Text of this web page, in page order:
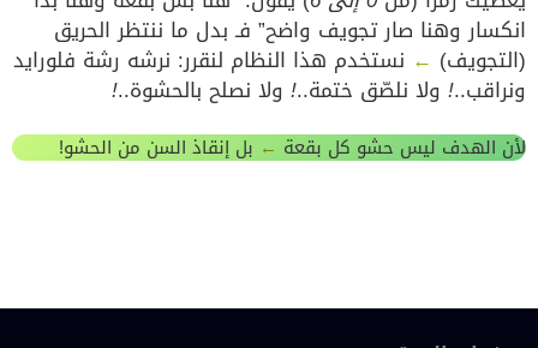
انكسار وهنا صار تجويف واضح” فـ بدل ما ننتظر الحريق
(التجويف) ← نستخدم هذا النظام لنقرر: نرشه رشة فلورايد
ونراقب..! ولا نلصّق ختمة..! ولا نصلح بالحشوة..!
لأن الهدف ليس حشو كل بقعة ← بل إنقاذ السن من الحشو!